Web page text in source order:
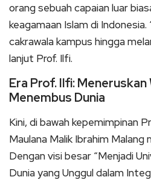
orang sebuah capaian luar
keagamaan Islam di
cakrawala kampus hingga
lanjut Prof. Ilfi.
Era Prof. Ilfi: Meneruskan
Menembus Dunia
Kini, di bawah kepemimpinan
Maulana Malik Ibrahim Malang
Dengan visi besar “Menjadi
Dunia yang Unggul dalam